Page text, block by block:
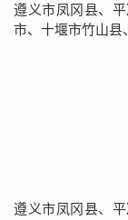
遵义市凤冈县、
市、十堰市竹山县
遵义市凤冈县、